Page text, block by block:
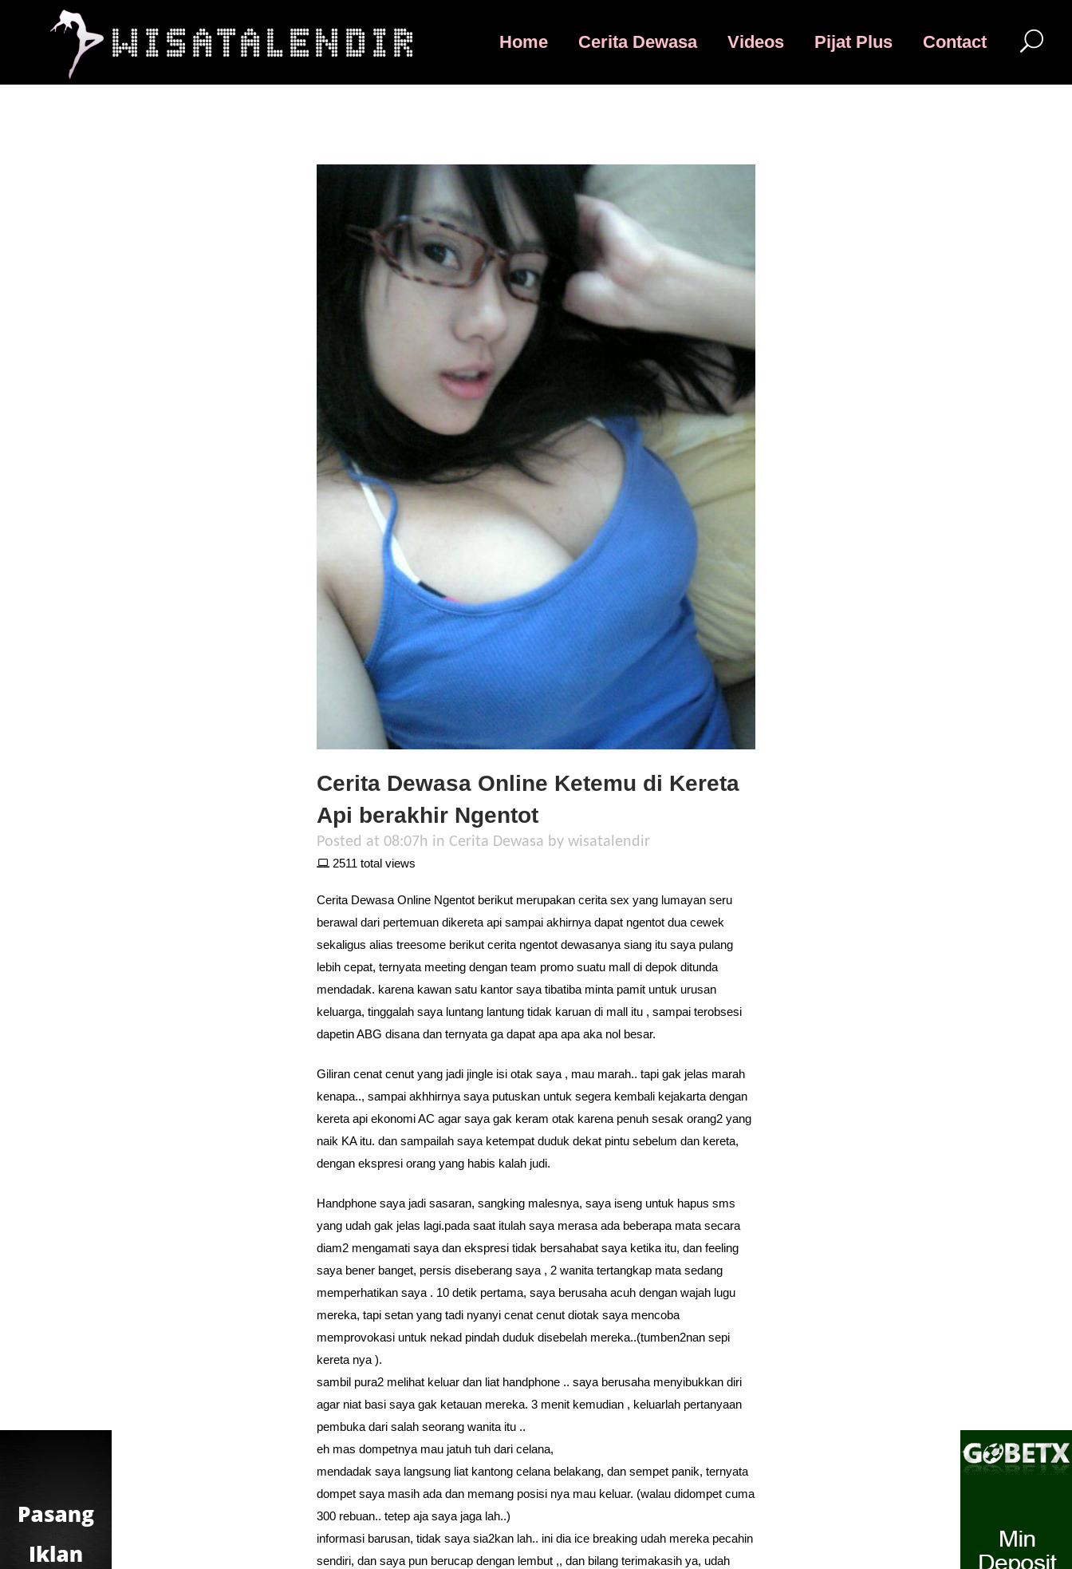
Home Cerita Dewasa Videos Pijat Plus Contact
Cerita Dewasa Online Ketemu di Kereta
Api berakhir Ngentot
Posted at 08:07h in Cerita Dewasa by wisatalendir
2511 total views
Cerita Dewasa Online Ngentot berikut merupakan cerita sex yang lumayan seru
berawal dari pertemuan dikereta api sampai akhirnya dapat ngentot dua cewek
sekaligus alias treesome berikut cerita ngentot dewasanya siang itu saya pulang
lebih cepat, ternyata meeting dengan team promo suatu mall di depok ditunda
mendadak. karena kawan satu kantor saya tibatiba minta pamit untuk urusan
keluarga, tinggalah saya luntang lantung tidak karuan di mall itu , sampai terobsesi
dapetin ABG disana dan ternyata ga dapat apa apa aka nol besar.
Giliran cenat cenut yang jadi jingle isi otak saya , mau marah.. tapi gak jelas marah
kenapa.., sampai akhhirnya saya putuskan untuk segera kembali kejakarta dengan
kereta api ekonomi AC agar saya gak keram otak karena penuh sesak orang2 yang
naik KA itu. dan sampailah saya ketempat duduk dekat pintu sebelum dan kereta,
dengan ekspresi orang yang habis kalah judi.
Handphone saya jadi sasaran, sangking malesnya, saya iseng untuk hapus sms
yang udah gak jelas lagi.pada saat itulah saya merasa ada beberapa mata secara
diam2 mengamati saya dan ekspresi tidak bersahabat saya ketika itu, dan feeling
saya bener banget, persis diseberang saya , 2 wanita tertangkap mata sedang
memperhatikan saya . 10 detik pertama, saya berusaha acuh dengan wajah lugu
mereka, tapi setan yang tadi nyanyi cenat cenut diotak saya mencoba
memprovokasi untuk nekad pindah duduk disebelah mereka..(tumben2nan sepi
kereta nya ).
sambil pura2 melihat keluar dan liat handphone .. saya berusaha menyibukkan diri
agar niat basi saya gak ketauan mereka. 3 menit kemudian , keluarlah pertanyaan
pembuka dari salah seorang wanita itu ..
eh mas dompetnya mau jatuh tuh dari celana,
mendadak saya langsung liat kantong celana belakang, dan sempet panik, ternyata
dompet saya masih ada dan memang posisi nya mau keluar. (walau didompet cuma
300 rebuan.. tetep aja saya jaga lah..)
informasi barusan, tidak saya sia2kan lah.. ini dia ice breaking udah mereka pecahin
sendiri, dan saya pun berucap dengan lembut ,, dan bilang terimakasih ya, udah